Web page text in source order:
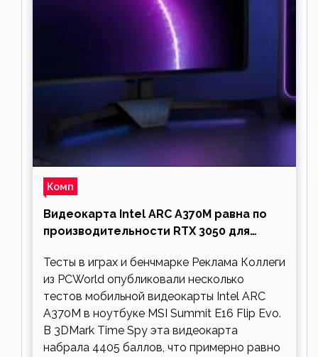
Комп
Видеокарта Intel ARC A370M равна по
производительности RTX 3050 для
Тесты в играх и бенчмарке Реклама Коллеги
из PCWorld опубликовали несколько
тестов мобильной видеокарты Intel ARC
A370M в ноутбуке MSI Summit E16 Flip Evo.
В 3DMark Time Spy эта видеокарта
набрала 4405 баллов, что примерно равно